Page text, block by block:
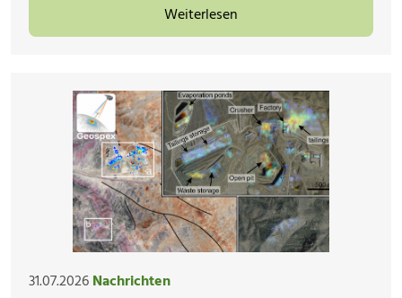
Weiterlesen
31.07.2026Nachrichten